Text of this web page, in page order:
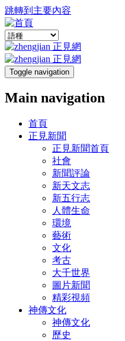
跳轉到主要內容
Toggle navigation
Main navigation
首頁
正見新聞
正見新聞首頁
社會
新聞評論
新天文志
新五行志
人體生命
環境
藝術
文化
考古
大千世界
圖片新聞
精彩視頻
神傳文化
神傳文化
歷史